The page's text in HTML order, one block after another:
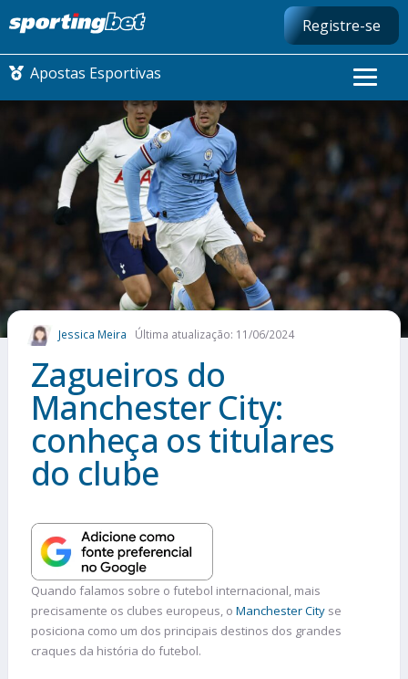
Registre-se
Apostas Esportivas
CONMEBOL LIBERTADORES
FUTEBOL NACIONAL
FUTEBOL INTERNACIONAL
COMO APOSTAR
MAIS ESPORTES
Jessica Meira Última atualização: 11/06/2024
Zagueiros do
Manchester City:
conheça os titulares
do clube
Quando falamos sobre o futebol internacional, mais
precisamente os clubes europeus, o Manchester City se
posiciona como um dos principais destinos dos grandes
craques da história do futebol.